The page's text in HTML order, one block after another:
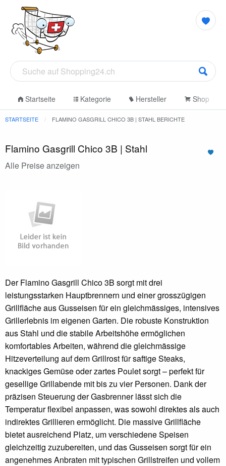
Startseite Kategorie Hersteller Shop
STARTSEITE FLAMINO GASGRILL CHICO 3B | STAHL BERICHTE
Flamino Gasgrill Chico 3B | Stahl
Alle Preise anzeigen
Der Flamino Gasgrill Chico 3B sorgt mit drei
leistungsstarken Hauptbrennern und einer grosszügigen
Grillfläche aus Gusseisen für ein gleichmässiges, intensives
Grillerlebnis im eigenen Garten. Die robuste Konstruktion
aus Stahl und die stabile Arbeitshöhe ermöglichen
komfortables Arbeiten, während die gleichmässige
Hitzeverteilung auf dem Grillrost für saftige Steaks,
knackiges Gemüse oder zartes Poulet sorgt – perfekt für
gesellige Grillabende mit bis zu vier Personen. Dank der
präzisen Steuerung der Gasbrenner lässt sich die
Temperatur flexibel anpassen, was sowohl direktes als auch
indirektes Grillieren ermöglicht. Die massive Grillfläche
bietet ausreichend Platz, um verschiedene Speisen
gleichzeitig zuzubereiten, und das Gusseisen sorgt für ein
angenehmes Anbraten mit typischen Grillstreifen und vollem